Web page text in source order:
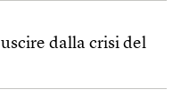
dalla crisi del